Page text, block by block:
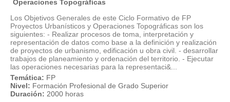
Operaciones Topográficas
Los Objetivos Generales de este Ciclo Formativo de FP
Proyectos Urbanísticos y Operaciones Topográficas son los
siguientes: - Realizar procesos de toma, interpretación y
representación de datos como base a la definición y realización
de proyectos de urbanismo, edificación u obra civil. - desarrollar
trabajos de planeamiento y ordenación del territorio. - Ejecutar
las operaciones necesarias para la representaci&...
Temática: FP
Nivel: Formación Profesional de Grado Superior
Duración: 2000 horas